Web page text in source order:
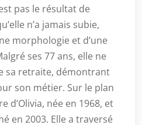
pas le résultat de
n’a jamais subie,
morphologie et d’une
ses 77 ans, elle ne
sa retraite, démontrant
son métier. Sur le plan
d’Olivia, née en 1968, et
en 2003. Elle a traversé